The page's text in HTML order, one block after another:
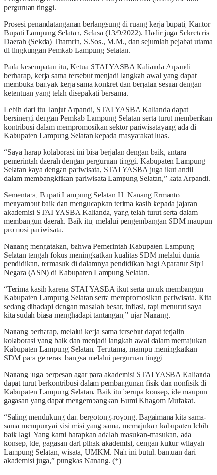
perguruan tinggi.
Prosesi penandatanganan berlangsung di ruang kerja bupati, Kantor
Bupati Lampung Selatan, Selasa (13/9/2022). Hadir juga Sekretaris
Daerah (Sekda) Thamrin, S.Sos., M.M., dan sejumlah pejabat utama
di lingkungan Pemkab Lampung Selatan.
Pada kesempatan itu, Ketua STAI YASBA Kalianda Arpandi
berharap, kerja sama tersebut menjadi langkah awal yang dapat
membuka banyak kerja sama konkret dan berjalan sesuai dengan
ketentuan yang telah disepakati bersama.
Lebih dari itu, lanjut Arpandi, STAI YASBA Kalianda dapat
bersinergi dengan Pemkab Lampung Selatan serta turut memberikan
kontribusi dalam mempromosikan sektor pariwisatayang ada di
Kabupaten Lampung Selatan kepada masyarakat luas.
“Saya harap kolaborasi ini bisa berjalan dengan baik, antara
pemerintah daerah dengan perguruan tinggi. Kabupaten Lampung
Selatan kaya dengan pariwisata, STAI YASBA juga ikut andil
dalam membangkitkan pariwisata Lampung Selatan,” kata Arpandi.
Sementara, Bupati Lampung Selatan H. Nanang Ermanto
menyambut baik dan mengucapkan terima kasih kepada jajaran
akademisi STAI YASBA Kalianda, yang telah turut serta dalam
membangun daerah. Baik itu, melalui pengembangan SDM maupun
promosi pariwisata.
Nanang mengatakan, bahwa Pemerintah Kabupaten Lampung
Selatan tengah fokus meningkatkan kualitas SDM melalui dunia
pendidikan, termasuk di dalamnya pendidikan bagi Aparatur Sipil
Negara (ASN) di Kabupaten Lampung Selatan.
“Terima kasih karena STAI YASBA ikut serta untuk membangun
Kabupaten Lampung Selatan serta mempromosikan pariwisata. Kita
sedang dihadapi dengan masalah besar, inflasi, tapi menurut saya
kita sudah biasa menghadapi tantangan,” ujar Nanang.
Nanang berharap, melalui kerja sama tersebut dapat terjalin
kolaborasi yang baik dan menjadi langkah awal dalam memajukan
Kabupaten Lampung Selatan. Terutama, mampu meningkatkan
SDM para generasi bangsa melalui perguruan tinggi.
Nanang juga berpesan agar para akademisi STAI YASBA Kalianda
dapat turut berkontribusi dalam pembangunan fisik dan nonfisik di
Kabupaten Lampung Selatan. Baik itu berupa konsep, ide maupun
gagasan yang dapat mengembangkan Bumi Khagom Mufakat.
“Saling mendukung dan bergotong-royong. Bagaimana kita sama-
sama mempunyai visi misi yang sama, memajukan kabupaten lebih
baik lagi. Yang kami harapkan adalah masukan-masukan, ada
konsep, ide, gagasan dari pihak akademisi, dengan kultur wilayah
Lampung Selatan, wisata, UMKM. Nah ini butuh bantuan dari
akademisi juga,” pungkas Nanang. (*)